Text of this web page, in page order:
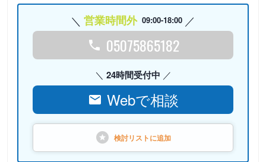
営業時間外 09:00-18:00
05075865182
24時間受付中
Webで相談
検討リストに追加